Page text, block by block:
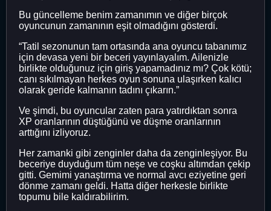
Bu güncelleme benim zamanımın ve diğer birçok
oyuncunun zamanının eşit olmadığını gösterdi.
“Tatil sezonunun tam ortasında ana oyuncu tabanımız
için devasa yeni bir beceri yayınlayalım. Ailenizle
birlikte olduğunuz için giriş yapamadınız mı? Çok kötü;
canı sıkılmayan herkes oyun sonuna ulaşırken kalıcı
olarak geride kalmanın tadını çıkarın.”
Ve şimdi, bu oyuncular zaten para yatırdıktan sonra
XP oranlarının düştüğünü ve düşme oranlarının
arttığını izliyoruz.
Her zamanki gibi zenginler daha da zenginleşiyor. Bu
beceriye duyduğum tüm neşe ve coşku altımdan çekip
gitti. Gemimi yanaştırma ve normal avcı eziyetine geri
dönme zamanı geldi. Hatta diğer herkesle birlikte
topumu bile kaldırabilirim.